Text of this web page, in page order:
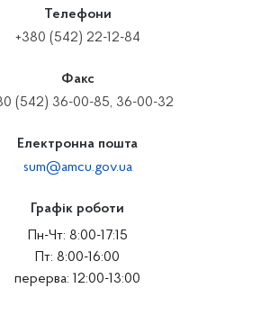
Телефони
+380 (542) 22-12-84
Факс
(542) 36-00-85, 36-00-32
Електронна пошта
sum@amcu.gov.ua
Графік роботи
Пн-Чт: 8:00-17:15
Пт: 8:00-16:00
перерва: 12:00-13:00